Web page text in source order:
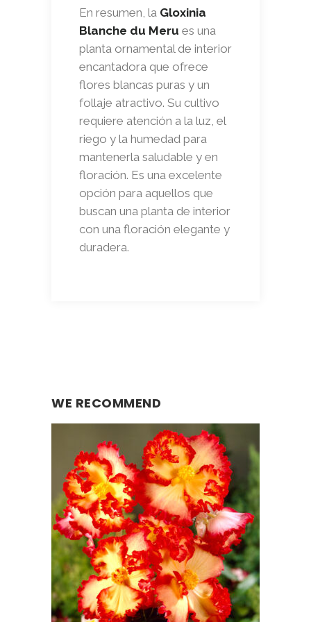
En resumen, la Gloxinia
Blanche du Meru es una
planta ornamental de interior
encantadora que ofrece
flores blancas puras y un
follaje atractivo. Su cultivo
requiere atención a la luz, el
riego y la humedad para
mantenerla saludable y en
floración. Es una excelente
opción para aquellos que
buscan una planta de interior
con una floración elegante y
duradera.
WE RECOMMEND